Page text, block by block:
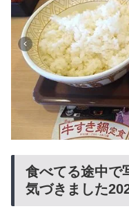
食べてる途中で
気づきました